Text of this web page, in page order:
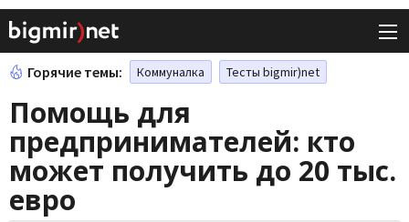
Горячие темы: Коммуналка Тесты bigmir)net
Помощь для
предпринимателей: кто
может получить до 20 тыс.
евро